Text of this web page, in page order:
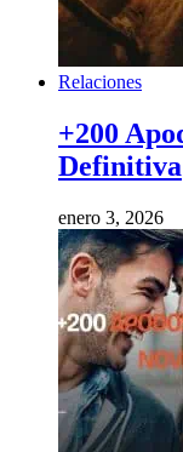
Relaciones
+200
Definitiva
enero 3, 2026